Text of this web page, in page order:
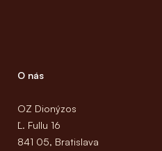
O nás
OZ Dionýzos
Ľ. Fullu 16
841 05, Bratislava